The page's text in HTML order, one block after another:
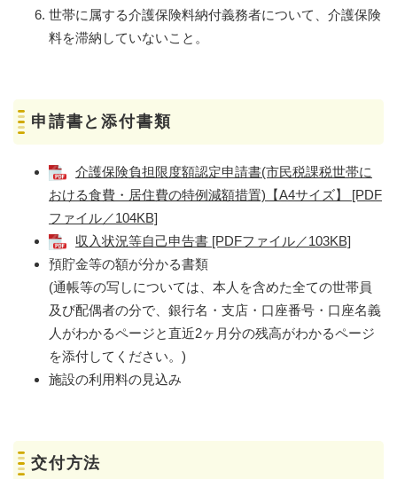
世帯に属する介護保険料納付義務者について、介護保険
料を滞納していないこと。
申請書と添付書類
介護保険負担限度額認定申請書(市民税課税世帯に
おける食費・居住費の特例減額措置)【A4サイズ】 [PDF
ファイル／104KB]
収入状況等自己申告書 [PDFファイル／103KB]
預貯金等の額が分かる書類
(通帳等の写しについては、本人を含めた全ての世帯員
及び配偶者の分で、銀行名・支店・口座番号・口座名義
人がわかるページと直近2ヶ月分の残高がわかるページ
を添付してください。)
施設の利用料の見込み
交付方法